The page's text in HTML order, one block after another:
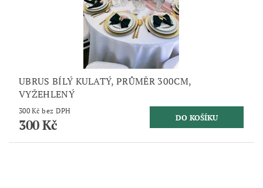
UBRUS BÍLÝ KULATÝ, PRŮMĚR 300CM,
VYŽEHLENÝ
300 Kč bez DPH
300 Kč